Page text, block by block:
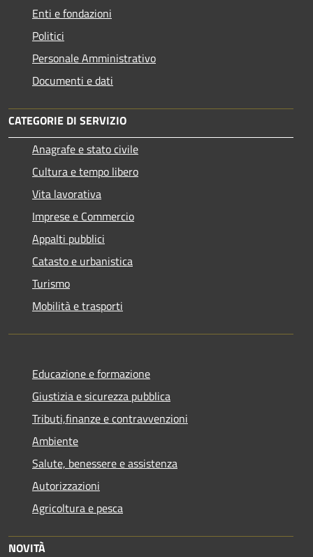
Enti e fondazioni
Politici
Personale Amministrativo
Documenti e dati
CATEGORIE DI SERVIZIO
Anagrafe e stato civile
Cultura e tempo libero
Vita lavorativa
Imprese e Commercio
Appalti pubblici
Catasto e urbanistica
Turismo
Mobilità e trasporti
Educazione e formazione
Giustizia e sicurezza pubblica
Tributi,finanze e contravvenzioni
Ambiente
Salute, benessere e assistenza
Autorizzazioni
Agricoltura e pesca
NOVITÀ